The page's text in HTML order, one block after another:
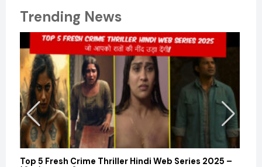
Trending News
Top 5 Fresh Crime Thriller Hindi Web Series 2025 –